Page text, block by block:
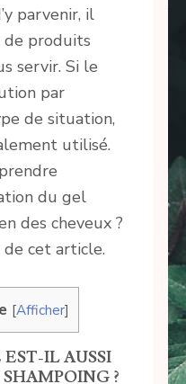
parvenir, il
produits
servir. Si le
par
de situation,
utilisé.
du gel
des cheveux ?
cet article.
[Afficher]
IL AUSSI
?